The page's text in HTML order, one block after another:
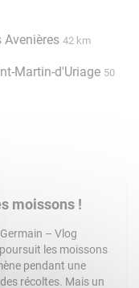
Avenières 42 km
Martin-d'Uriage 50
moissons !
– Vlog
les moissons
pendant une
récoltes. Mais un